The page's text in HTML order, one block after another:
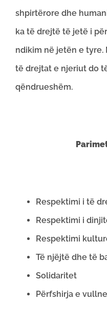
shpirtërore dhe
ka të drejtë të jetë i
ndikim në jetën e tyre.
të drejtat e njeriut do
qëndrueshëm.
Respektimi i të
Respektimi i
Respektimi
Të njëjtë dhe të
Solidaritet
Përfshirja e